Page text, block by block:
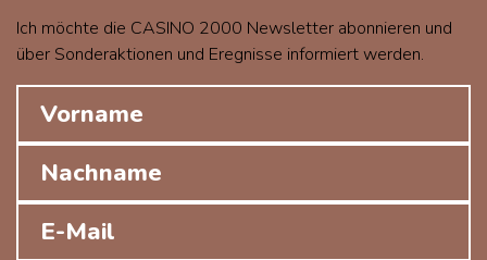
Ich möchte die CASINO 2000 Newsletter abonnieren und
über Sonderaktionen und Eregnisse informiert werden.